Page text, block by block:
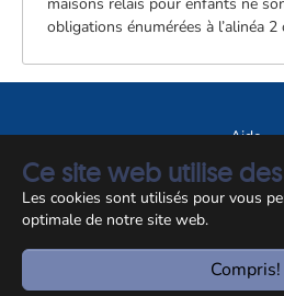
Ce site web utilise
Les cookies sont utilisés pour vous
optimale de notre site web.
Compris!
obligations énumérées à l’alinéa 2
Aide
A propos du
Notice
© CCSS